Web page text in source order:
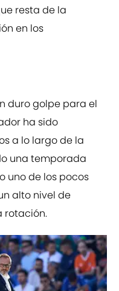
resta de la
en los
duro golpe para el
ha sido
a lo largo de la
una temporada
uno de los pocos
alto nivel de
rotación.